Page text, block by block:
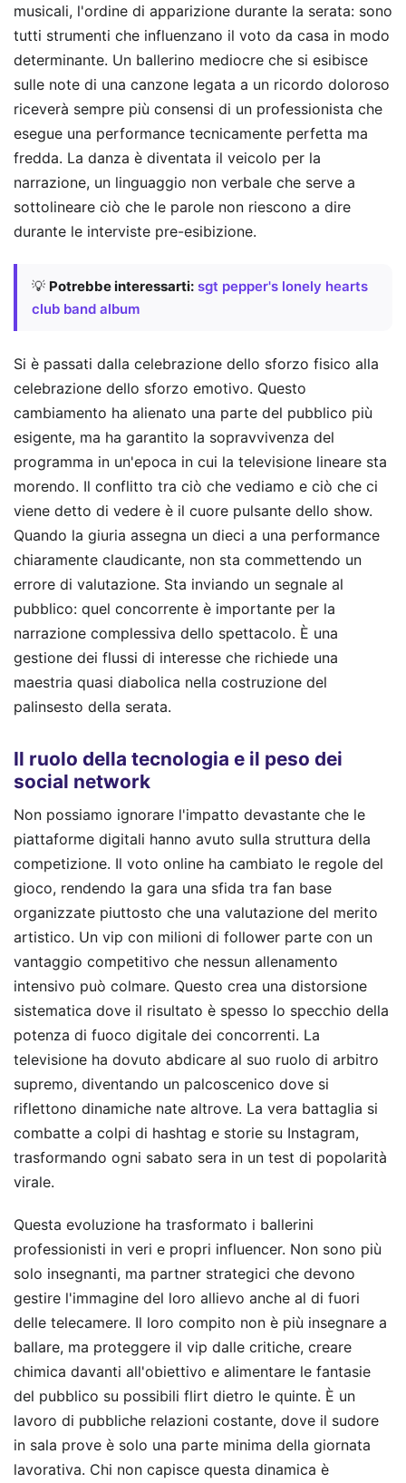
musicali, l'ordine di apparizione durante la serata: sono
tutti strumenti che influenzano il voto da casa in modo
determinante. Un ballerino mediocre che si esibisce
sulle note di una canzone legata a un ricordo doloroso
riceverà sempre più consensi di un professionista che
esegue una performance tecnicamente perfetta ma
fredda. La danza è diventata il veicolo per la
narrazione, un linguaggio non verbale che serve a
sottolineare ciò che le parole non riescono a dire
durante le interviste pre-esibizione.
💡 Potrebbe interessarti: sgt pepper's lonely hearts
club band album
Si è passati dalla celebrazione dello sforzo fisico alla
celebrazione dello sforzo emotivo. Questo
cambiamento ha alienato una parte del pubblico più
esigente, ma ha garantito la sopravvivenza del
programma in un'epoca in cui la televisione lineare sta
morendo. Il conflitto tra ciò che vediamo e ciò che ci
viene detto di vedere è il cuore pulsante dello show.
Quando la giuria assegna un dieci a una performance
chiaramente claudicante, non sta commettendo un
errore di valutazione. Sta inviando un segnale al
pubblico: quel concorrente è importante per la
narrazione complessiva dello spettacolo. È una
gestione dei flussi di interesse che richiede una
maestria quasi diabolica nella costruzione del
palinsesto della serata.
Il ruolo della tecnologia e il peso dei
social network
Non possiamo ignorare l'impatto devastante che le
piattaforme digitali hanno avuto sulla struttura della
competizione. Il voto online ha cambiato le regole del
gioco, rendendo la gara una sfida tra fan base
organizzate piuttosto che una valutazione del merito
artistico. Un vip con milioni di follower parte con un
vantaggio competitivo che nessun allenamento
intensivo può colmare. Questo crea una distorsione
sistematica dove il risultato è spesso lo specchio della
potenza di fuoco digitale dei concorrenti. La
televisione ha dovuto abdicare al suo ruolo di arbitro
supremo, diventando un palcoscenico dove si
riflettono dinamiche nate altrove. La vera battaglia si
combatte a colpi di hashtag e storie su Instagram,
trasformando ogni sabato sera in un test di popolarità
virale.
Questa evoluzione ha trasformato i ballerini
professionisti in veri e propri influencer. Non sono più
solo insegnanti, ma partner strategici che devono
gestire l'immagine del loro allievo anche al di fuori
delle telecamere. Il loro compito non è più insegnare a
ballare, ma proteggere il vip dalle critiche, creare
chimica davanti all'obiettivo e alimentare le fantasie
del pubblico su possibili flirt dietro le quinte. È un
lavoro di pubbliche relazioni costante, dove il sudore
in sala prove è solo una parte minima della giornata
lavorativa. Chi non capisce questa dinamica è